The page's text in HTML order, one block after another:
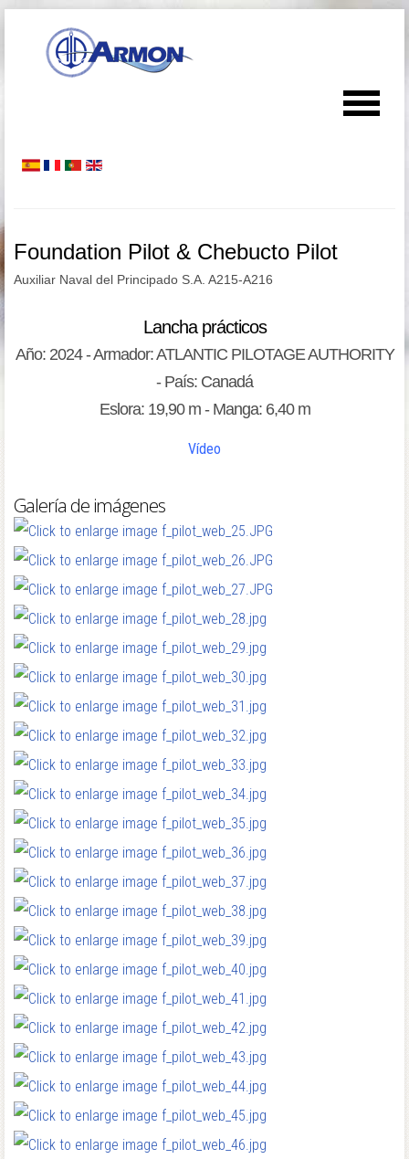
Foundation Pilot & Chebucto Pilot
Auxiliar Naval del Principado S.A. A215-A216
Lancha prácticos
Año: 2024 - Armador: ATLANTIC PILOTAGE AUTHORITY
- País: Canadá
Eslora: 19,90 m - Manga: 6,40 m
Vídeo
Galería de imágenes